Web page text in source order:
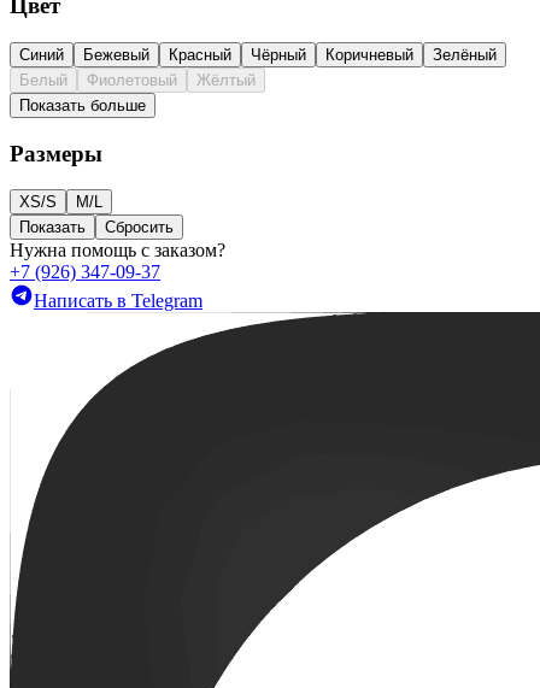
Цвет
Синий Бежевый Красный Чёрный Коричневый
Зелёный
Белый
Фиолетовый
Жёлтый
Показать больше
Размеры
XS/S
M/L
Показать
Сбросить
Нужна помощь с заказом?
+7 (926) 347-09-37
Написать в Telegram